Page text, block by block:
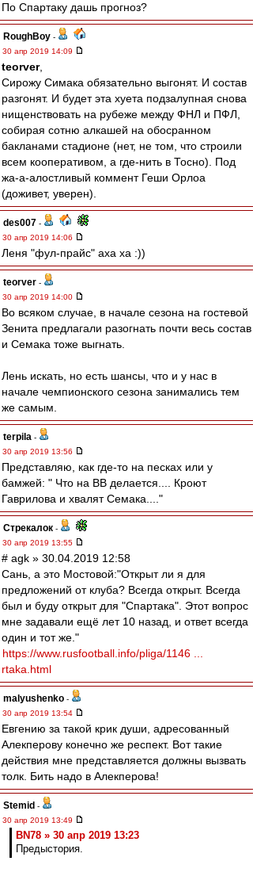
По Спартаку дашь прогноз?
RoughBoy -
30 апр 2019 14:09
teorver,
Сирожу Симака обязательно выгонят. И состав
разгонят. И будет эта хуета подзалупная снова
нищенствовать на рубеже между ФНЛ и ПФЛ,
собирая сотню алкашей на обосранном
бакланами стадионе (нет, не том, что строили
всем кооперативом, а где-нить в Тосно). Под
жа-а-алостливый коммент Геши Орлоа
(доживет, уверен).
des007 -
30 апр 2019 14:06
Леня "фул-прайс" аха ха :))
teorver -
30 апр 2019 14:00
Во всяком случае, в начале сезона на гостевой
Зенита предлагали разогнать почти весь состав
и Семака тоже выгнать.
Лень искать, но есть шансы, что и у нас в
начале чемпионского сезона занимались тем
же самым.
terpila -
30 апр 2019 13:56
Представляю, как где-то на песках или у
бамжей: " Что на ВВ делается.... Кроют
Гаврилова и хвалят Семака...."
Стрекалок -
30 апр 2019 13:55
# agk » 30.04.2019 12:58
Сань, а это Мостовой:"Открыт ли я для
предложений от клуба? Всегда открыт. Всегда
был и буду открыт для "Спартака". Этот вопрос
мне задавали ещё лет 10 назад, и ответ всегда
один и тот же."
https://www.rusfootball.info/pliga/1146 ...
rtaka.html
malyushenko -
30 апр 2019 13:54
Евгению за такой крик души, адресованный
Алекперову конечно же респект. Вот такие
действия мне представляется должны вызвать
толк. Бить надо в Алекперова!
Stemid -
30 апр 2019 13:49
BN78 » 30 апр 2019 13:23
Предыстория.